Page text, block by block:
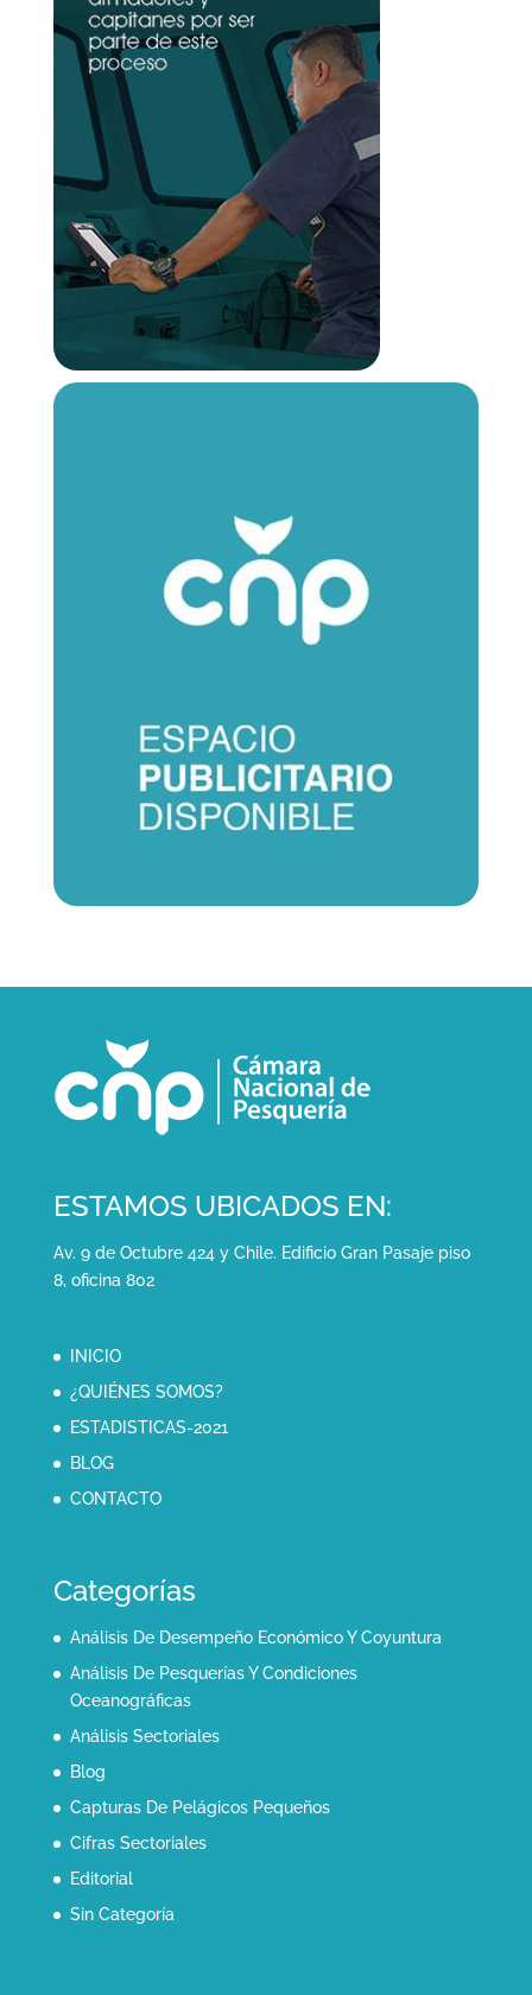
ESTAMOS UBICADOS EN:
Av. 9 de Octubre 424 y Chile. Edificio Gran Pasaje piso
8, oficina 802
INICIO
¿QUIÉNES SOMOS?
ESTADISTICAS-2021
BLOG
CONTACTO
Categorías
Análisis De Desempeño Económico Y Coyuntura
Análisis De Pesquerías Y Condiciones
Oceanográficas
Análisis Sectoriales
Blog
Capturas De Pelágicos Pequeños
Cifras Sectoriales
Editorial
Sin Categoría